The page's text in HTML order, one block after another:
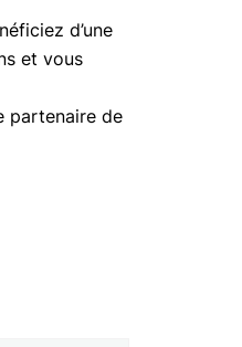
d’une
et vous
partenaire de